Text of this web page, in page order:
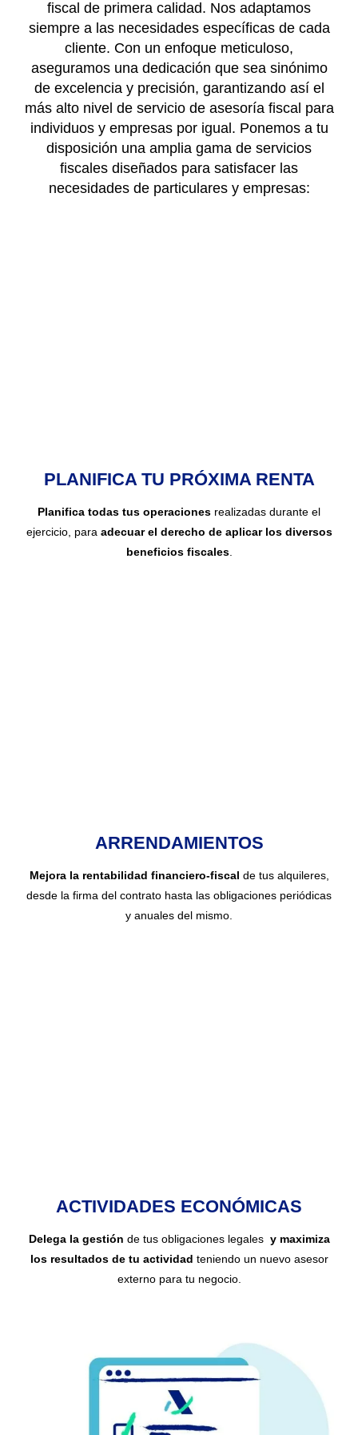
fiscal de primera calidad. Nos adaptamos
siempre a las necesidades específicas de cada
cliente. Con un enfoque meticuloso,
aseguramos una dedicación que sea sinónimo
de excelencia y precisión, garantizando así el
más alto nivel de servicio de asesoría fiscal para
individuos y empresas por igual. Ponemos a tu
disposición una amplia gama de servicios
fiscales diseñados para satisfacer las
necesidades de particulares y empresas:
PLANIFICA TU PRÓXIMA RENTA
Planifica todas tus operaciones realizadas durante el
ejercicio, para adecuar el derecho de aplicar los diversos
beneficios fiscales.
ARRENDAMIENTOS
Mejora la rentabilidad financiero-fiscal de tus alquileres,
desde la firma del contrato hasta las obligaciones periódicas
y anuales del mismo.
ACTIVIDADES ECONÓMICAS
Delega la gestión de tus obligaciones legales y maximiza
los resultados de tu actividad teniendo un nuevo asesor
externo para tu negocio.